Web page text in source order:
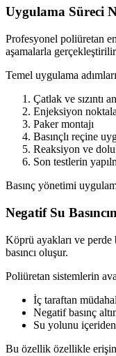
Uygulama Süreci
Profesyonel poliüretan
aşamalarla
Temel uygulama
Çatlak ve sızıntı
Enjeksiyon
Paker montajı
Basınçlı reçine
Reaksiyon ve
Son testlerin
Basınç yönetimi
Negatif Su
Köprü ayakları ve
basıncı oluşur.
Poliüretan sistemlerin
İç taraftan
Negatif basınç
Su yolunu
Bu özellik özellikle